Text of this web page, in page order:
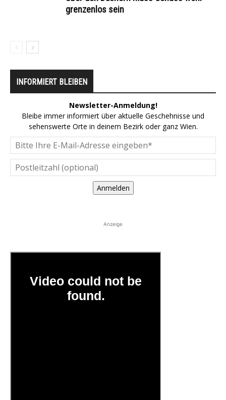
grenzenlos sein
INFORMIERT BLEIBEN
Newsletter-Anmeldung!
Bleibe immer informiert über aktuelle Geschehnisse und
sehenswerte Orte in deinem Bezirk oder ganz Wien.
Anmelden
Anzeige